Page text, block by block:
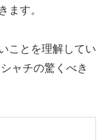
ます。
ことを理解してい
ャチの驚くべき